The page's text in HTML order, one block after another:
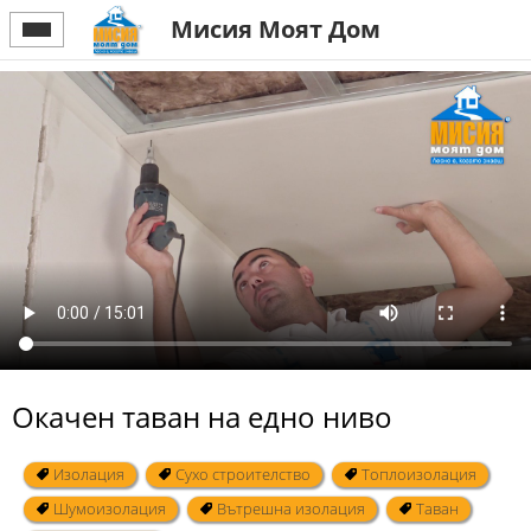
Мисия Моят Дом
Окачен таван на едно ниво
Изолация Сухо строителство
Топлоизолация
Шумоизолация
Вътрешна изолация
Таван